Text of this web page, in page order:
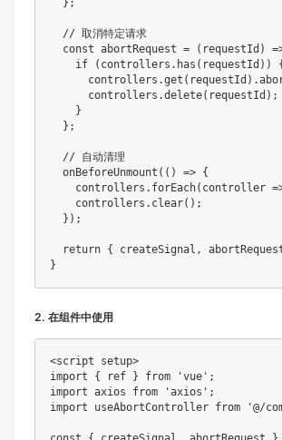
  };
  // 取消特定请求
const abortRequest = (requestId)
    if (controllers.has(requestId)) {
      controllers.delete(requestId);
    }
  };
  // 自动清理
  onBeforeUnmount(() => {
controllers.forEach(controller
    controllers.clear();
  });
return { createSignal,
}
2. 在组件中使用
<script setup>
import { ref } from 'vue';
import axios from 'axios';
import useAbortController from '@/